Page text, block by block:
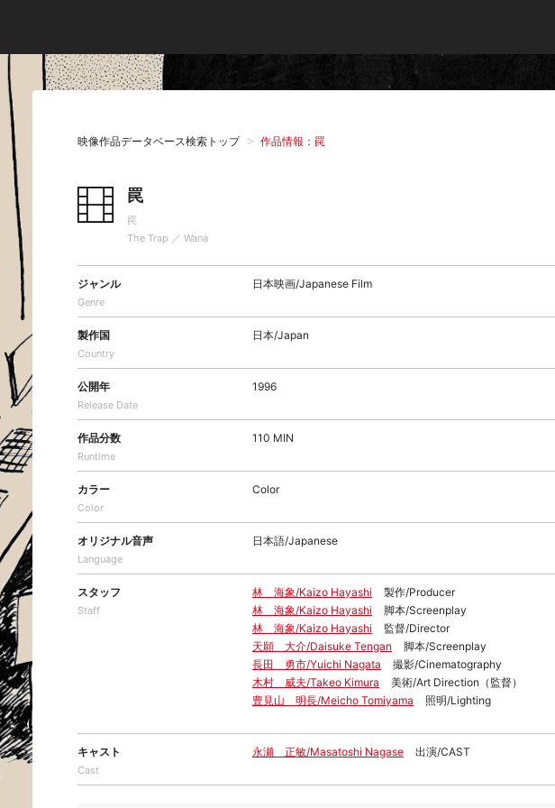
映像作品データベース検索トップ 作品情報：罠
罠
罠
The Trap ／ Wana
ジャンル
Genre
日本映画/Japanese Film
製作国
Country
日本/Japan
公開年
Release Date
1996
作品分数
Runtime
110 MIN
カラー
Color
Color
オリジナル音声
Language
日本語/Japanese
スタッフ
Staff
林 海象/Kaizo Hayashi
製作/Producer
林 海象/Kaizo Hayashi
脚本/Screenplay
林 海象/Kaizo Hayashi
監督/Director
天願 大介/Daisuke Tengan
脚本/Screenplay
長田 勇市/Yuichi Nagata
撮影/Cinematography
木村 威夫/Takeo Kimura
美術/Art Direction（監督）
豊見山 明長/Meicho Tomiyama
照明/Lighting
キャスト
Cast
永瀬 正敏/Masatoshi Nagase 出演/CAST